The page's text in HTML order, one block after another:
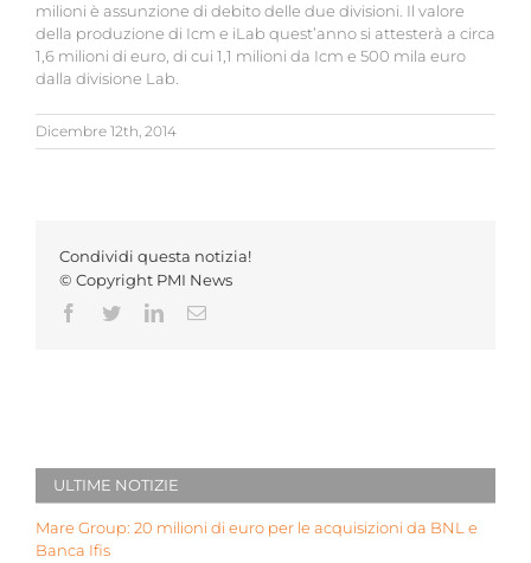
milioni è assunzione di debito delle due divisioni. Il valore
della produzione di Icm e iLab quest’anno si attesterà a circa
1,6 milioni di euro, di cui 1,1 milioni da Icm e 500 mila euro
dalla divisione Lab.
Dicembre 12th, 2014
Condividi questa notizia!
© Copyright PMI News
Facebook
TwitterLinkedInEmail
ULTIME NOTIZIE
Mare Group: 20 milioni di euro per le acquisizioni da BNL e
Banca Ifis